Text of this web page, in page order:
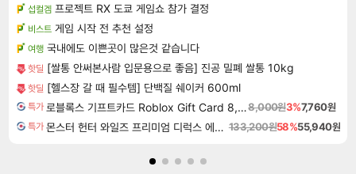
섭컬겜 프로젝트 RX 도쿄 게임쇼 참가 결정
비스트 게임 시작 전 추천 설정
여행 국내에도 이쁜곳이 많은것 같습니다
핫딜 [쌀통 안써본사람 입문용으로 좋음] 진공 밀폐 쌀통 10kg
핫딜 [헬스장 갈 때 필수템] 단백질 쉐이커 600ml
특가 로블록스 기프트카드 Roblox Gift Card 8,000원8,000원3%7,760원
특가 몬스터 헌터 와일즈 프리미엄 디럭스 에디션 Monster Hunter Wilds Premium Deluxe Edition 133,200원58%55,940원